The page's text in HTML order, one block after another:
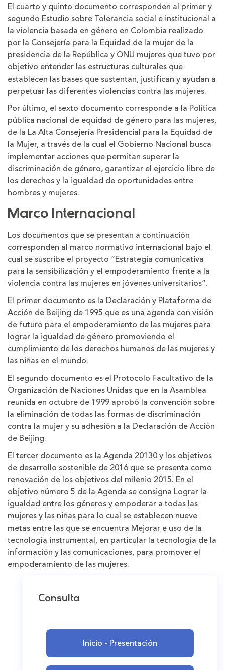
El cuarto y quinto documento corresponden al primer y
segundo Estudio sobre Tolerancia social e institucional a
la violencia basada en género en Colombia realizado
por la Consejería para la Equidad de la mujer de la
presidencia de la República y ONU mujeres que tuvo por
objetivo entender las estructuras culturales que
establecen las bases que sustentan, justifican y ayudan a
perpetuar las diferentes violencias contra las mujeres.
Por último, el sexto documento corresponde a la Política
pública nacional de equidad de género para las mujeres,
de la La Alta Consejería Presidencial para la Equidad de
la Mujer, a través de la cual el Gobierno Nacional busca
implementar acciones que permitan superar la
discriminación de género, garantizar el ejercicio libre de
los derechos y la igualdad de oportunidades entre
hombres y mujeres.
Marco Internacional
Los documentos que se presentan a continuación
corresponden al marco normativo internacional bajo el
cual se suscribe el proyecto “Estrategia comunicativa
para la sensibilización y el empoderamiento frente a la
violencia contra las mujeres en jóvenes universitarios”.
El primer documento es la Declaración y Plataforma de
Acción de Beijing de 1995 que es una agenda con visión
de futuro para el empoderamiento de las mujeres para
lograr la igualdad de género promoviendo el
cumplimiento de los derechos humanos de las mujeres y
las niñas en el mundo.
El segundo documento es el Protocolo Facultativo de la
Organización de Naciones Unidas que en la Asamblea
reunida en octubre de 1999 aprobó la convención sobre
la eliminación de todas las formas de discriminación
contra la mujer y su adhesión a la Declaración de Acción
de Beijing.
El tercer documento es la Agenda 20130 y los objetivos
de desarrollo sostenible de 2016 que se presenta como
renovación de los objetivos del milenio 2015. En el
objetivo número 5 de la Agenda se consigna Lograr la
igualdad entre los géneros y empoderar a todas las
mujeres y las niñas para lo cual se establecen nueve
metas entre las que se encuentra Mejorar e uso de la
tecnología instrumental, en particular la tecnología de la
información y las comunicaciones, para promover el
empoderamiento de las mujeres.
Consulta
Inicio - Presentación